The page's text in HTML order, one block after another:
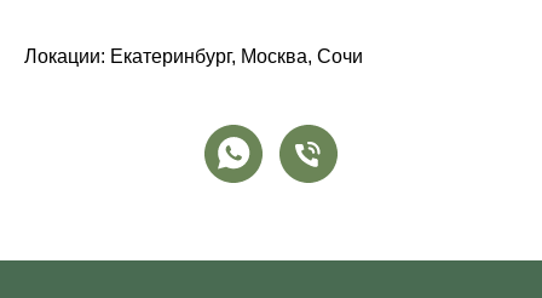
Локации: Екатеринбург, Москва, Сочи